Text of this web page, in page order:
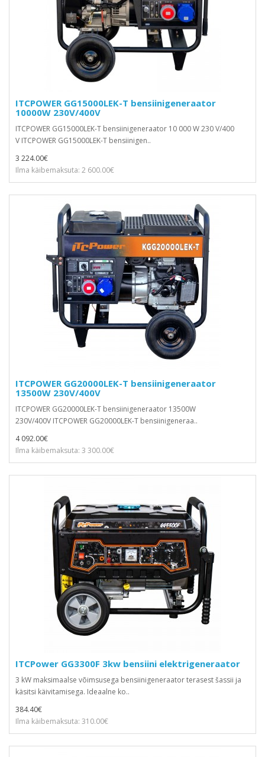
ITCPOWER GG15000LEK-T bensiinigeneraator
10000W 230V/400V
ITCPOWER GG15000LEK-T bensiinigeneraator 10 000 W 230 V/400
V ITCPOWER GG15000LEK-T bensiinigen..
3 224.00€
Ilma käibemaksuta: 2 600.00€
ITCPOWER GG20000LEK-T bensiinigeneraator
13500W 230V/400V
ITCPOWER GG20000LEK-T bensiinigeneraator 13500W
230V/400V ITCPOWER GG20000LEK-T bensiinigeneraa..
4 092.00€
Ilma käibemaksuta: 3 300.00€
ITCPower GG3300F 3kw bensiini elektrigeneraator
3 kW maksimaalse võimsusega bensiinigeneraator terasest šassii ja
käsitsi käivitamisega. Ideaalne ko..
384.40€
Ilma käibemaksuta: 310.00€